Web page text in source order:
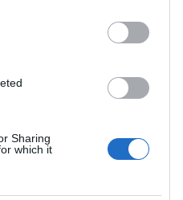
Sharing
which it
Lo